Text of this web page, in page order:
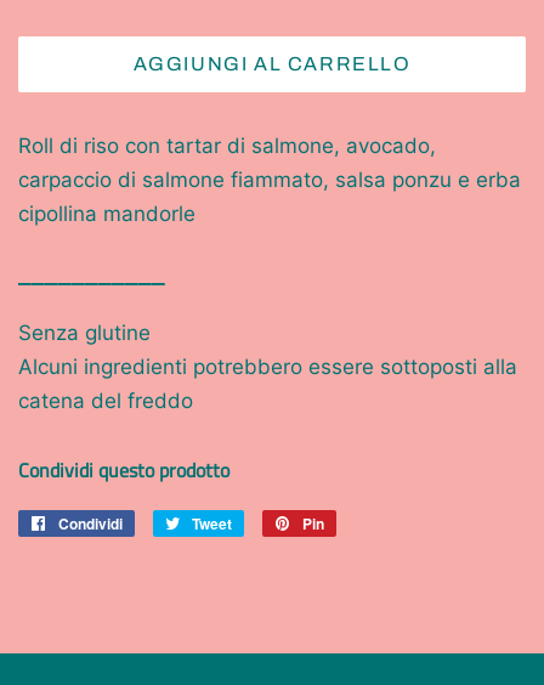
AGGIUNGI AL CARRELLO
Roll di riso con tartar di salmone, avocado,
carpaccio di salmone fiammato, salsa ponzu e erba
cipollina mandorle
Senza glutine
Alcuni ingredienti potrebbero essere sottoposti alla
catena del freddo
Condividi questo prodotto
Condividi
CondividiTweet
Twitta
Pin